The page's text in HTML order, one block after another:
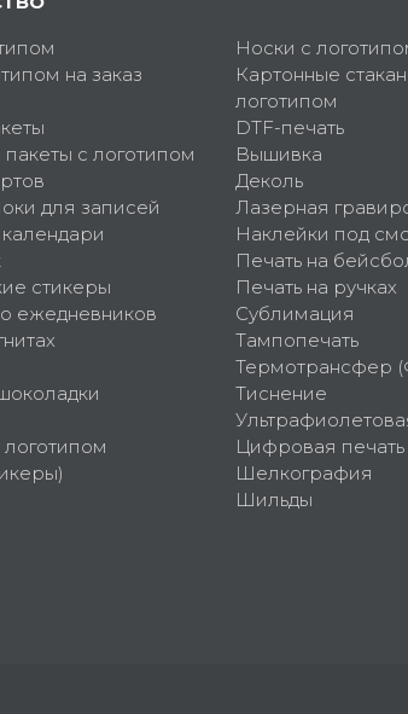
на заказ
с логотипом
для записей
стикеры
ежедневников
Носки с
Картонные
логотипом
DTF-печать
Вышивка
Деколь
Лазерная
Наклейки под
Печать на
Печать на ручках
Сублимация
Тампопечать
Термотрансфер
Тиснение
Цифровая печать
Шелкография
Шильды